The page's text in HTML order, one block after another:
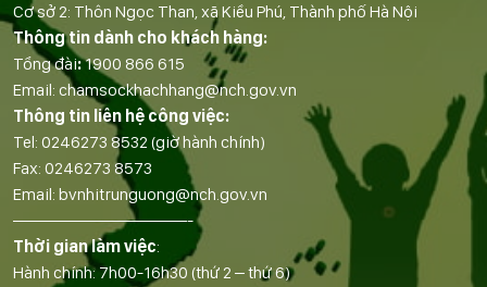
Cơ sở 2: Thôn Ngọc Than, xã Kiều Phú, Thành phố Hà Nội
Thông tin dành cho khách hàng:
Tổng đài:1900 866 615
Email: chamsockhachhang@nch.gov.vn
Thông tin liên hệ công việc:
Tel: 0246273 8532 (giờ hành chính)
Fax: 0246273 8573
Email: bvnhitrunguong@nch.gov.vn
——————————-
Thời gian làm việc:
Hành chính: 7h00-16h30 (thứ 2 – thứ 6)